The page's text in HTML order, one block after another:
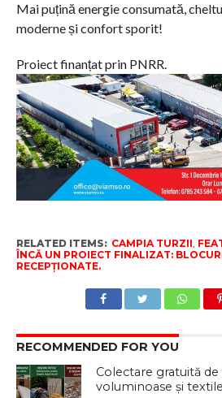
Mai puțină energie consumată,
moderne și confort sporit!
Proiect finanțat prin PNRR.
RELATED ITEMS: CAMPIA TURZII
ÎNCĂ UN PROIECT FINALIZAT:
RECEPȚIONATE.
RECOMMENDED FOR YOU
Colectare gratuită de
voluminoase și